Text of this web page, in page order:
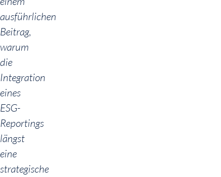
ausführlichen
Beitrag,
warum
die
Integration
eines
ESG-
Reportings
längst
eine
strategische